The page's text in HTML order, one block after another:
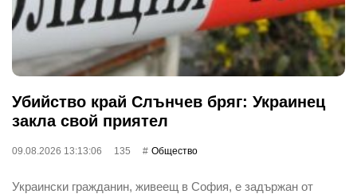
Убийство край Слънчев бряг: Украинец
закла свой приятел
09.08.2026 13:13:06 135 Общество
Украински гражданин, живеещ в София, е задържан от